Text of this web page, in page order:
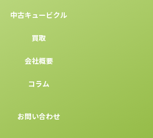
中古キュービクル
買取
会社概要
コラム
お問い合わせ